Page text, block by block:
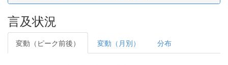
言及状況
変動（ピーク前後） 変動（月別） 分布